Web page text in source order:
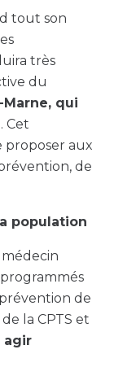
tout son
très
du
qui
. Cet
proposer aux
de
population
médecin
de
la CPTS et
agir